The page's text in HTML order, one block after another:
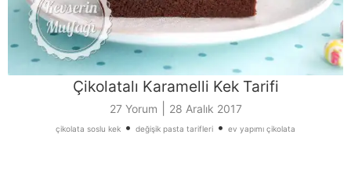
Çikolatalı Karamelli Kek Tarifi
27 Yorum 28 Aralık 2017
çikolata soslu kek • değişik pasta tarifleri • ev yapımı çikolata